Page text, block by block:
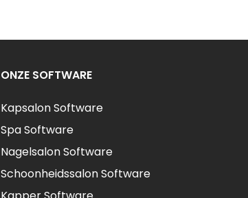
ONZE SOFTWARE
Kapsalon Software
Spa Software
Nagelsalon Software
Schoonheidssalon Software